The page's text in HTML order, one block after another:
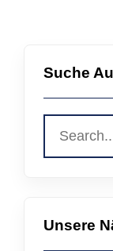
Suche
Unsere